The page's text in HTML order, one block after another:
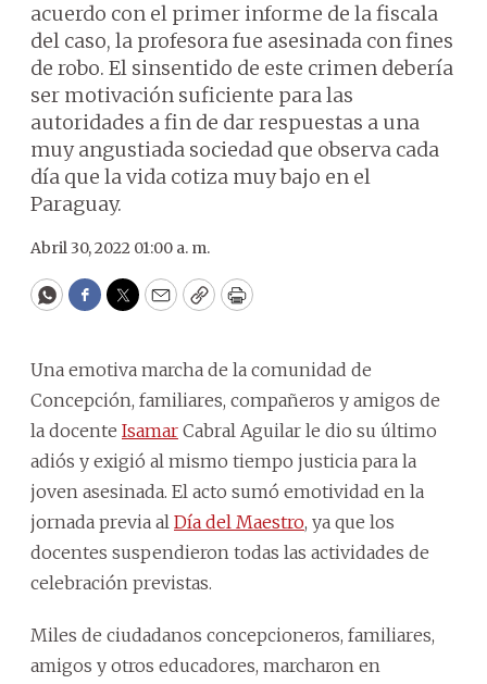
acuerdo con el primer informe de la fiscala
del caso, la profesora fue asesinada con fines
de robo. El sinsentido de este crimen debería
ser motivación suficiente para las
autoridades a fin de dar respuestas a una
muy angustiada sociedad que observa cada
día que la vida cotiza muy bajo en el
Paraguay.
Abril 30, 2022 01:00 a. m.
WhatsApp
Facebook
Twitter
EmailCopyPrint
Una emotiva marcha de la comunidad de
Concepción, familiares, compañeros y amigos de
la docente Isamar Cabral Aguilar le dio su último
adiós y exigió al mismo tiempo justicia para la
joven asesinada. El acto sumó emotividad en la
jornada previa al Día del Maestro, ya que los
docentes suspendieron todas las actividades de
celebración previstas.
Miles de ciudadanos concepcioneros, familiares,
amigos y otros educadores, marcharon en